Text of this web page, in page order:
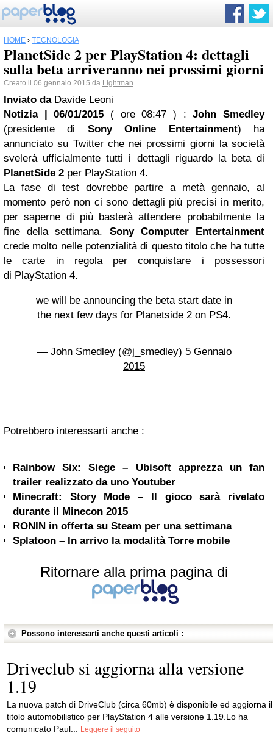
HOME › TECNOLOGIA
PlanetSide 2 per PlayStation 4: dettagli
sulla beta arriveranno nei prossimi giorni
Creato il 06 gennaio 2015 da Lightman
Inviato da Davide Leoni
Notizia | 06/01/2015
( ore 08:47 ) :John Smedley
(presidente di Sony Online Entertainment) ha
annunciato su Twitter che nei prossimi giorni la società
svelerà ufficialmente tutti i dettagli riguardo la beta di
PlanetSide 2 per PlayStation 4.
La fase di test dovrebbe partire a metà gennaio, al
momento però non ci sono dettagli più precisi in merito,
per saperne di più basterà attendere probabilmente la
fine della settimana. Sony Computer Entertainment
crede molto nelle potenzialità di questo titolo che ha tutte
le carte in regola per conquistare i possessori
di PlayStation 4.
we will be announcing the beta start date in
the next few days for Planetside 2 on PS4.
— John Smedley (@j_smedley) 5 Gennaio
2015
Potrebbero interessarti anche :
Rainbow Six: Siege – Ubisoft apprezza un fan
trailer realizzato da uno Youtuber
Minecraft: Story Mode – Il gioco sarà rivelato
durante il Minecon 2015
RONIN in offerta su Steam per una settimana
Splatoon – In arrivo la modalità Torre mobile
Ritornare alla prima pagina di
Possono interessarti anche questi articoli :
Driveclub si aggiorna alla versione
1.19
La nuova patch di DriveClub (circa 60mb) è disponibile ed aggiorna il
titolo automobilistico per PlayStation 4 alle versione 1.19.Lo ha
comunicato Paul...
Leggere il seguito